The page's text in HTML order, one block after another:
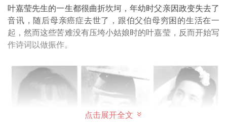
叶嘉莹先生的一生都很曲折坎坷，年幼时父亲因政变失去了
音讯，随后母亲癌症去世了，跟伯父伯母穷困的生活在一
起，然而这些苦难没有压垮小姑娘时的叶嘉莹，反而开始写
作诗词以做振作。
点击展开全文